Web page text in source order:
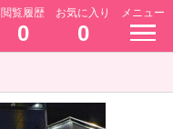
閲覧履歴
0
お気に入り
0
メニュー